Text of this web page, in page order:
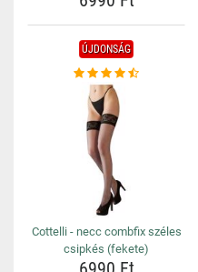
ÚJDONSÁG
Cottelli - necc combfix széles
csipkés (fekete)